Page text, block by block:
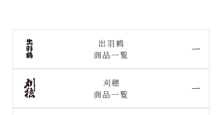
出羽鶴
商品一覧
刈穂
商品一覧